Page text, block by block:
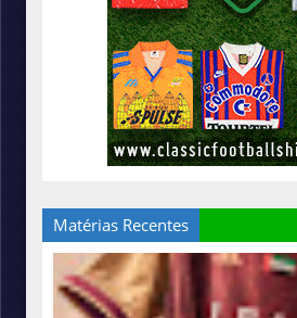
Matérias Recentes